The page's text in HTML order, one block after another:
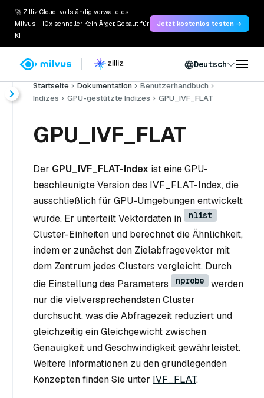
🚀 Zilliz Cloud: vollständig verwaltetes
Milvus - 10x schneller. Kein Ärger. Gebaut für
KI.
Jetzt kostenlos testen →
Deutsch
Startseite Dokumentation
Benutzerhandbuch
Indizes
GPU-gestützte Indizes GPU_IVF_FLAT
GPU_IVF_FLAT
Der GPU_IVF_FLAT-Index ist eine GPU-
beschleunigte Version des IVF_FLAT-Index, die
ausschließlich für GPU-Umgebungen entwickelt
wurde. Er unterteilt Vektordaten in
nlist
Cluster-Einheiten und berechnet die Ähnlichkeit,
indem er zunächst den Zielabfragevektor mit
dem Zentrum jedes Clusters vergleicht. Durch
die Einstellung des Parameters
nprobe
werden
nur die vielversprechendsten Cluster
durchsucht, was die Abfragezeit reduziert und
gleichzeitig ein Gleichgewicht zwischen
Genauigkeit und Geschwindigkeit gewährleistet.
Weitere Informationen zu den grundlegenden
Konzepten finden Sie unter IVF_FLAT.